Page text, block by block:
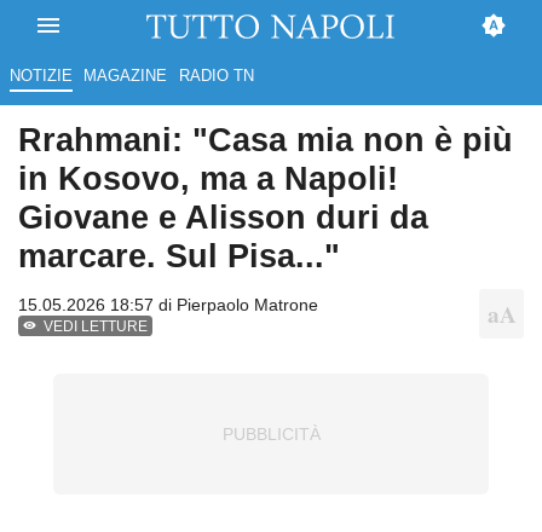
NOTIZIE MAGAZINE RADIO TN
Rrahmani: "Casa mia non è più
in Kosovo, ma a Napoli!
Giovane e Alisson duri da
marcare. Sul Pisa..."
15.05.2026 18:57 di Pierpaolo Matrone
VEDI LETTURE